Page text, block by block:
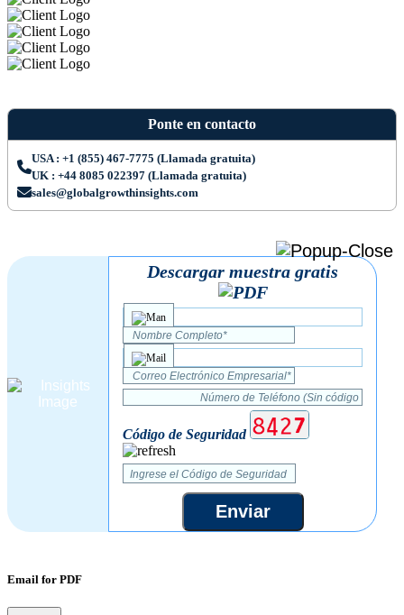
Ponte en contacto
USA : +1 (855) 467-7775 (Llamada gratuita)
UK : +44 8085 022397 (Llamada gratuita)
sales@globalgrowthinsights.com
Descargar muestra gratis
Código de Seguridad
Enviar
Email for PDF